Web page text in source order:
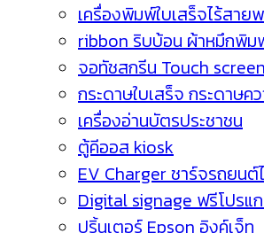
เครื่องพิมพ์ใบเสร็จไร้สาย
ribbon ริบบ้อน ผ้าหมึกพิม
จอทัชสกรีน Touch
กระดาษใบเสร็จ กระดาษค
เครื่องอ่านบัตรประชาชน
ตู้คีออส kiosk
EV Charger ชาร์จรถยน
Digital signage ฟรีโปรแ
ปริ้นเตอร์ Epson อิงค์เจ็ท